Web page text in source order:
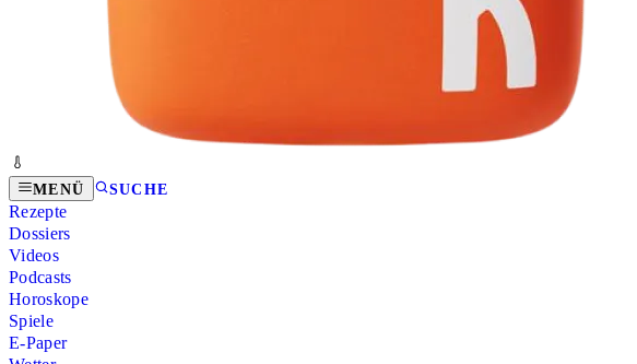
MENÜ SUCHE
Rezepte
Dossiers
Videos
Podcasts
Horoskope
Spiele
E-Paper